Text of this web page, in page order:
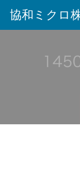
協和ミクロ